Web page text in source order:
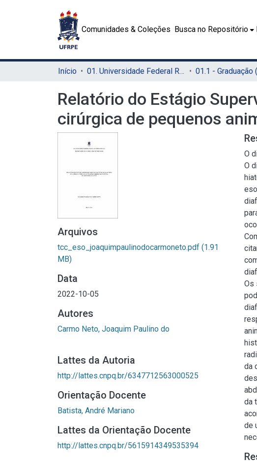
Comunidades & Coleções Busca no Repositório
Início 01. Universidade Federal Rural de Pernambuco - UFRPE (Sede) 01.1 - Graduação
Relatório do Estágio
cirúrgica de pequenos
Arquivos
tcc_eso_joaquimpaulinodocarmoneto.pdf (1.91
MB)
Data
2022-10-05
Autores
Carmo Neto, Joaquim Paulino do
Lattes da Autoria
http://lattes.cnpq.br/6347712563000525
Orientação Docente
Batista, André Mariano
Lattes da Orientação Docente
http://lattes.cnpq.br/5615914349535394
O
O
Os
da
da
de